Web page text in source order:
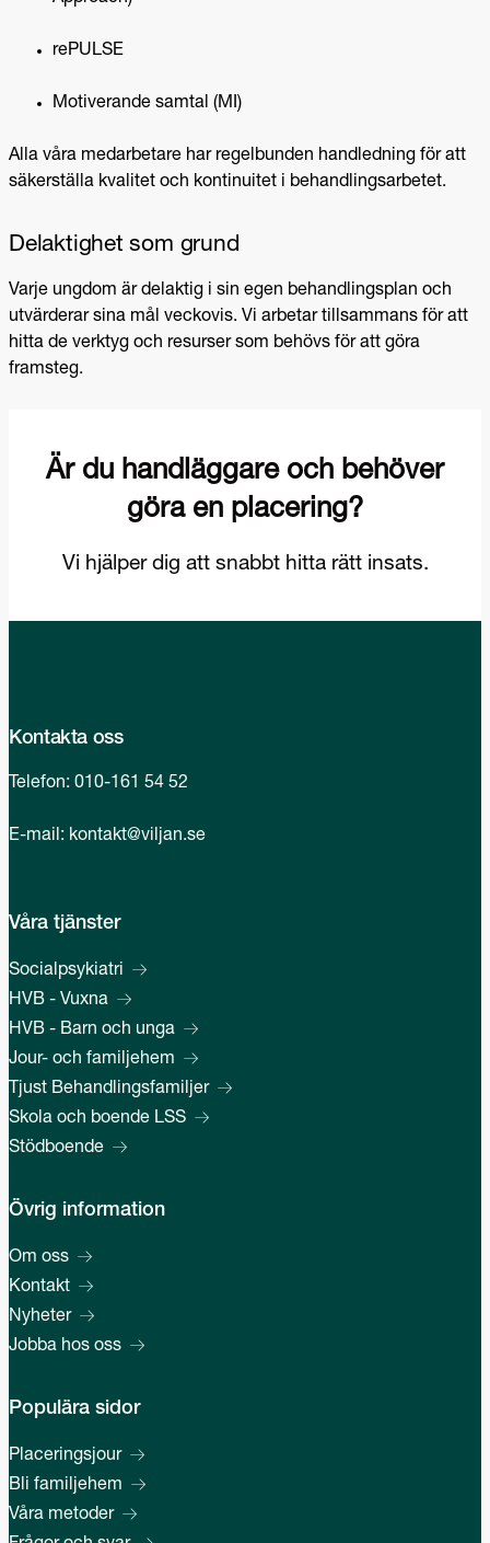
rePULSE
Motiverande samtal (MI)
Alla våra medarbetare har regelbunden handledning för att
säkerställa kvalitet och kontinuitet i behandlingsarbetet.
Delaktighet som grund
Varje ungdom är delaktig i sin egen behandlingsplan och
utvärderar sina mål veckovis. Vi arbetar tillsammans för att
hitta de verktyg och resurser som behövs för att göra
framsteg.
Kontakta oss
Telefon: 010-161 54 52
E-mail: kontakt@viljan.se
Våra tjänster
Socialpsykiatri
HVB - Vuxna
HVB - Barn och unga
Jour- och familjehem
Tjust Behandlingsfamiljer
Skola och boende LSS
Stödboende
Övrig information
Om oss
Kontakt
Nyheter
Jobba hos oss
Populära sidor
Placeringsjour
Bli familjehem
Våra metoder